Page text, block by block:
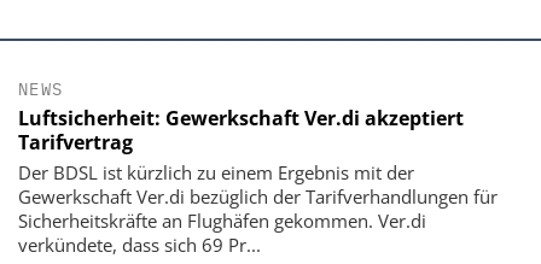
NEWS
Luftsicherheit: Gewerkschaft Ver.di akzeptiert
Tarifvertrag
Der BDSL ist kürzlich zu einem Ergebnis mit der
Gewerkschaft Ver.di bezüglich der Tarifverhandlungen für
Sicherheitskräfte an Flughäfen gekommen. Ver.di
verkündete, dass sich 69 Pr...